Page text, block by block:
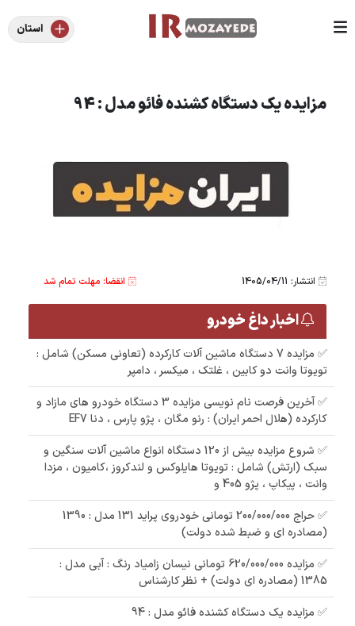
استان
مزایده یک دستگاه کشنده فائو مدل : 94
انتشار: 1405/04/11 انقضا: مهلت تمام شد
اخبار داغ خودرو
✅ مزایده 7 دستگاه ماشین آلات کارکرده (تعاونی مسکن) شامل :
تویوتا وانت دو کابین ، غلتک ، میکسر ، دامپر
✅ آخرین فرصت نام نویسی مزایده 3 دستگاه خودرو های مازاد و
کارکرده (هلال احمر ایران) : رنو مگان ، پژو پارس ، دنا EF7
✅ شروع مزایده بیش از 120 دستگاه انواع ماشین آلات سنگین و
سبک (ارتش) شامل : تویوتا هایلوکس و لندکروز ،کامیون ، مزدا
وانت ، پیکاپ ، پژو 405 و
✅ حراج 200/000/000 تومانی خودروی پراید 131 مدل : 1390
(مصادره ای و ضبط شده دولت)
✅ مزایده 620/000/000 تومانی نیسان زامیاد رنگ : آبی مدل :
1385 (مصادره ای دولت) + نظر کارشناس
✅ مزایده یک دستگاه کشنده فائو مدل : 94